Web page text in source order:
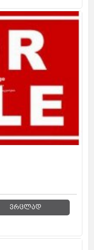
ვრცლად